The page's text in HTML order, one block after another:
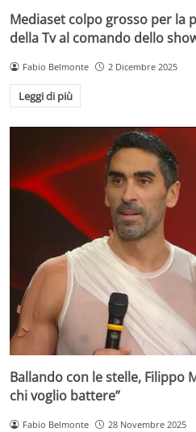
Mediaset colpo grosso per la
della Tv al comando dello
Fabio Belmonte 2 Dicembre 2025
Leggi di più
Ballando con le stelle, Filippo
chi voglio battere”
Fabio Belmonte 28 Novembre 2025